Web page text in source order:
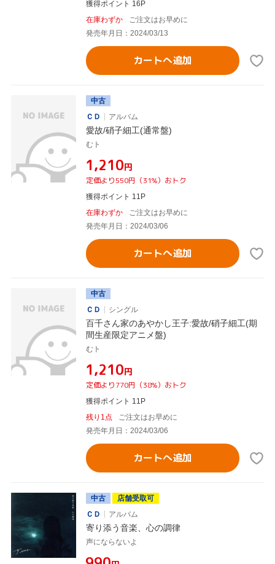
獲得ポイント 16P
在庫わずか
ご注文はお早めに
発売年月日：2024/03/13
カートへ追加
中古
ＣＤ
アルバム
愛故/硝子細工(通常盤)
むト
¥1,210円
定価より550円（31%）おトク
獲得ポイント 11P
在庫わずか
ご注文はお早めに
発売年月日：2024/03/06
カートへ追加
中古
ＣＤ
シングル
百千さん家のあやかし王子:愛故/硝子細工(期
間生産限定アニメ盤)
むト
¥1,210円
定価より770円（38%）おトク
獲得ポイント 11P
残り1点
ご注文はお早めに
発売年月日：2024/03/06
カートへ追加
中古
店舗受取可
ＣＤ
アルバム
寄り添う音楽、心の調律
声にならないよ